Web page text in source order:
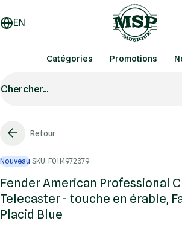
EN
Catégories Promotions
Chercher...
Retour
Nouveau SKU: F0114972379
Fender American Professional
Telecaster - touche en érable,
Placid Blue